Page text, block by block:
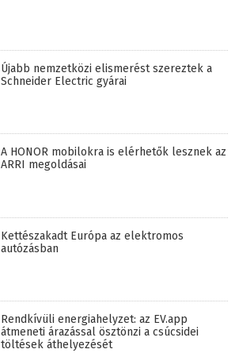
Újabb nemzetközi elismerést szereztek a
Schneider Electric gyárai
A HONOR mobilokra is elérhetők lesznek az
ARRI megoldásai
Kettészakadt Európa az elektromos
autózásban
Rendkívüli energiahelyzet: az EV.app
átmeneti árazással ösztönzi a csúcsidei
töltések áthelyezését